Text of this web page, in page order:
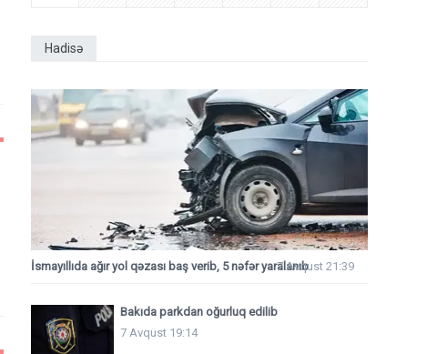
Hadisə
İsmayıllıda ağır yol qəzası baş verib, 5 nəfər yaralanıb7 Avqust 21:39
Bakıda parkdan oğurluq edilib
7 Avqust 19:14